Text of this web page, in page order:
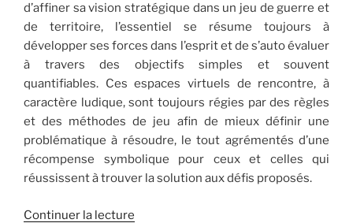
d’affiner sa vision stratégique dans un jeu de guerre et
de territoire, l’essentiel se résume toujours à
développer ses forces dans l’esprit et de s’auto évaluer
à travers des objectifs simples et souvent
quantifiables. Ces espaces virtuels de rencontre, à
caractère ludique, sont toujours régies par des règles
et des méthodes de jeu afin de mieux définir une
problématique à résoudre, le tout agrémentés d’une
récompense symbolique pour ceux et celles qui
réussissent à trouver la solution aux défis proposés.
Continuer la lecture